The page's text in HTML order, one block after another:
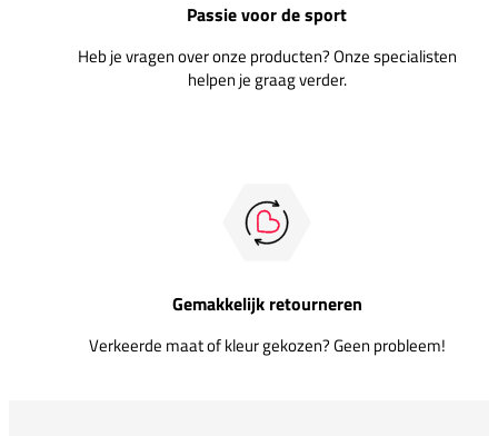
Passie voor de sport
Heb je vragen over onze producten? Onze specialisten
helpen je graag verder.
Gemakkelijk retourneren
Verkeerde maat of kleur gekozen? Geen probleem!